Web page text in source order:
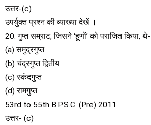
उत्तर-(c)
उपर्युक्त प्रश्न की व्याख्या देखें ।
20. गुप्त सम्राट, जिसने ‘हूणों’ को पराजित किया, थे-
(a) समुद्रगुप्त
(b) चंद्रगुप्त द्वितीय
(c) स्कंदगुप्त
(d) रामगुप्त
53rd to 55th B.P.S.C. (Pre) 2011
उत्तर- (c)